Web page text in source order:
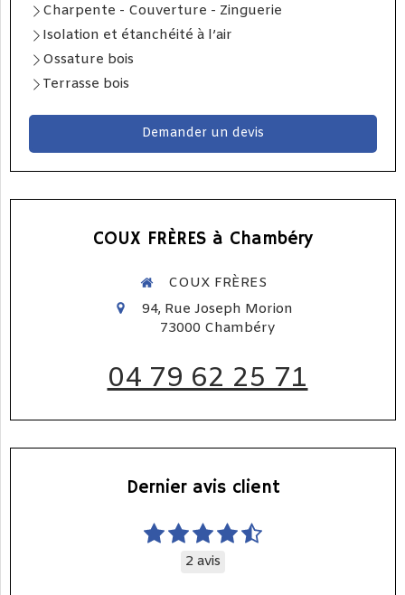
Charpente - Couverture - Zinguerie
Isolation et étanchéité à l’air
Ossature bois
Terrasse bois
Demander un devis
COUX FRÈRES à Chambéry
COUX FRÈRES
94, Rue Joseph Morion
73000 Chambéry
04 79 62 25 71
Dernier avis client
2 avis